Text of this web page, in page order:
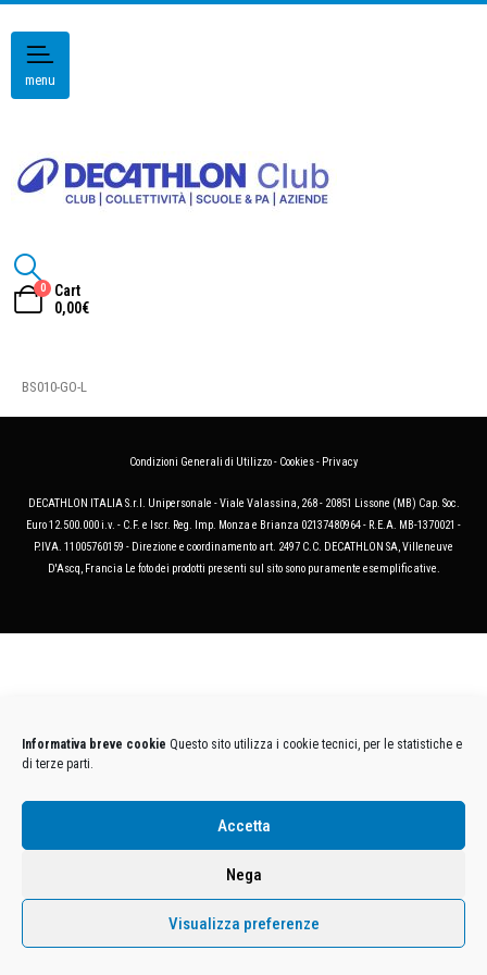
Informativa breve cookie Questo sito utilizza i cookie tecnici, per le statistiche e
di terze parti.
Accetta
Nega
Visualizza preferenze
menu
0
Cart
0,00€
BS010-GO-L
Condizioni Generali di Utilizzo- Cookies- Privacy
DECATHLON ITALIA S.r.l. Unipersonale - Viale Valassina, 268 - 20851 Lissone (MB) Cap. Soc.
Euro 12.500.000 i.v. - C.F. e Iscr. Reg. Imp. Monza e Brianza 02137480964 - R.E.A. MB-1370021 -
P.IVA. 11005760159 - Direzione e coordinamento art. 2497 C.C. DECATHLON SA, Villeneuve
D'Ascq, Francia Le foto dei prodotti presenti sul sito sono puramente esemplificative.